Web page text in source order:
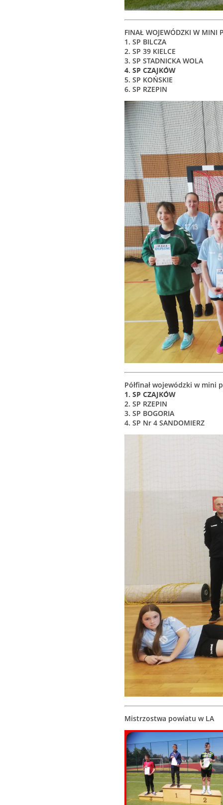
FINAŁ WOJEWÓDZKI W MINI
1. SP BILCZA
2. SP 39 KIELCE
3. SP STADNICKA WOLA
4. SP CZAJKÓW
5. SP KOŃSKIE
6. SP RZEPIN
Półfinał wojewódzki w mini
1. SP CZAJKÓW
2. SP RZEPIN
3. SP BOGORIA
4. SP Nr 4 SANDOMIERZ
Mistrzostwa powiatu w LA